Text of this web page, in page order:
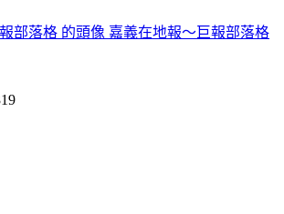
嘉義在地報～巨報部落格